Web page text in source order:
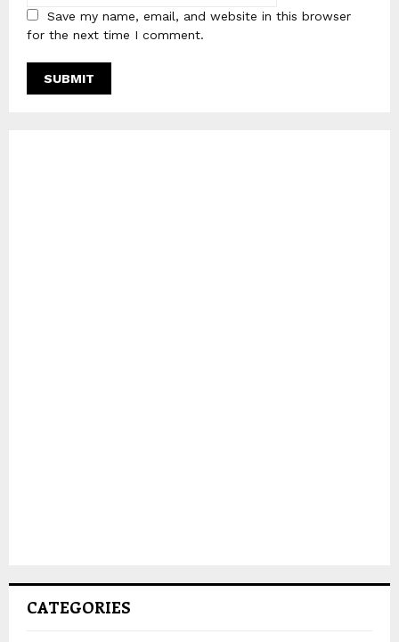
Save my name, email, and website in this browser
for the next time I comment.
CATEGORIES